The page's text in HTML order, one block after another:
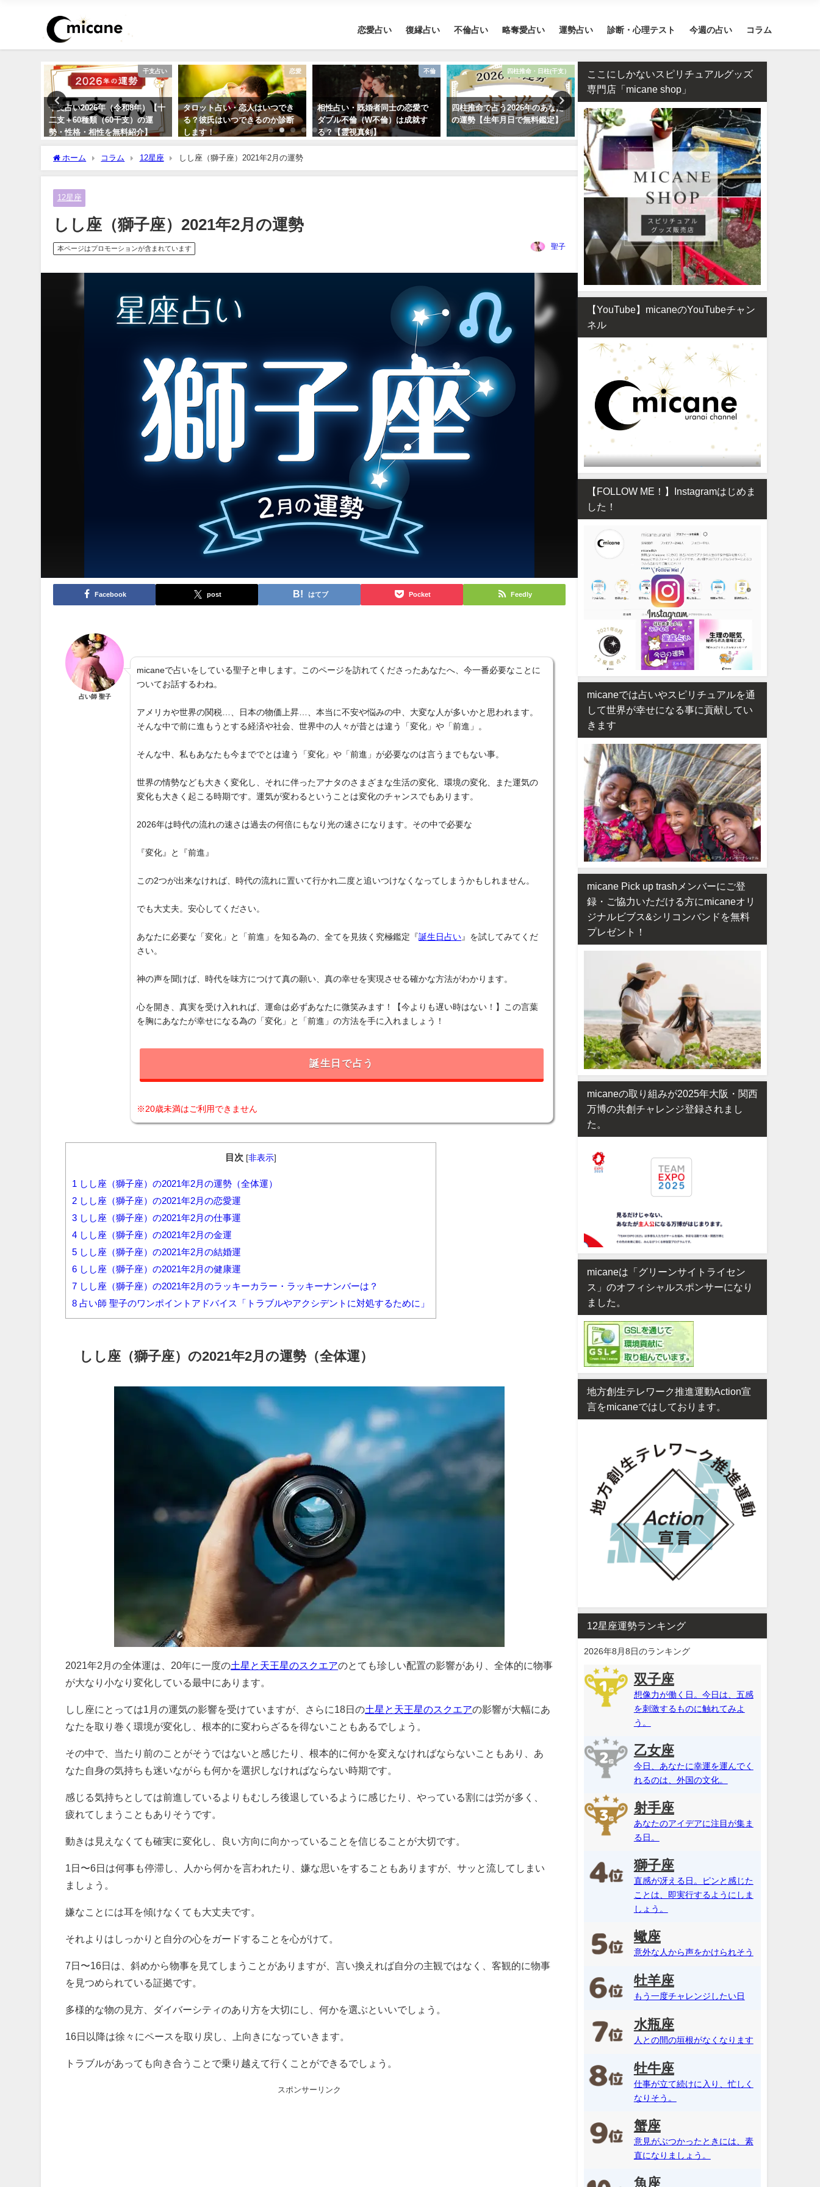
恋愛占い 復縁占い 不倫占い 略奪愛占い 運勢占い 診断・心理テスト 今週の占い コラム
干支占い
干支占い2026年（令和8年）【十
二支＋60種類（60干支）の運
勢・性格・相性を無料紹介】
恋愛
タロット占い・恋人はいつでき
る？彼氏はいつできるのか診断
します！
不倫
相性占い・既婚者同士の恋愛で
ダブル不倫（W不倫）は成就す
る？【霊視真剣】
四柱推命・日柱(干支）
四柱推命で占う2026年のあなた
の運勢【生年月日で無料鑑定】
おまじない
何もかもうまくいく強力開運待
ち受け2026年版【幸運待ち受け
最強無料】
相性占い・既婚者なのに片
い…この恋愛は上手くいく
めるべき？
ホーム コラム 12星座 しし座（獅子座）2021年2月の運勢
12星座
しし座（獅子座）2021年2月の運勢
本ページはプロモーションが含まれています 聖子
Facebook post はてブ Pocket Feedly
占い師 聖子
micaneで占いをしている聖子と申します。このページを訪れてくださったあなたへ、今一番必要なことに
ついてお話するわね。
アメリカや世界の関税…、日本の物価上昇…、本当に不安や悩みの中、大変な人が多いかと思われます。
そんな中で前に進もうとする経済や社会、世界中の人々が昔とは違う「変化」や「前進」。
そんな中、私もあなたも今まででとは違う「変化」や「前進」が必要なのは言うまでもない事。
世界の情勢なども大きく変化し、それに伴ったアナタのさまざまな生活の変化、環境の変化、また運気の
変化も大きく起こる時期です。運気が変わるということは変化のチャンスでもあります。
2026年は時代の流れの速さは過去の何倍にもなり光の速さになります。その中で必要な
『変化』と『前進』
この2つが出来なければ、時代の流れに置いて行かれ二度と追いつけなくなってしまうかもしれません。
でも大丈夫。安心してください。
あなたに必要な「変化」と「前進」を知る為の、全てを見抜く究極鑑定『誕生日占い 』を試してみてくだ
さい。
神の声を聞けば、時代を味方につけて真の願い、真の幸せを実現させる確かな方法がわかります。
心を開き、真実を受け入れれば、運命は必ずあなたに微笑みます！【今よりも遅い時はない！】この言葉
を胸にあなたが幸せになる為の「変化」と「前進」の方法を手に入れましょう！
誕生日で占う
※20歳未満はご利用できません
目次 [非表示]
1 しし座（獅子座）の2021年2月の運勢（全体運）
2 しし座（獅子座）の2021年2月の恋愛運
3 しし座（獅子座）の2021年2月の仕事運
4 しし座（獅子座）の2021年2月の金運
5 しし座（獅子座）の2021年2月の結婚運
6 しし座（獅子座）の2021年2月の健康運
7 しし座（獅子座）の2021年2月のラッキーカラー・ラッキーナンバーは？
8 占い師 聖子のワンポイントアドバイス「トラブルやアクシデントに対処するために」
しし座（獅子座）の2021年2月の運勢（全体運）
2021年2月の全体運は、20年に一度の土星と天王星のスクエアのとても珍しい配置の影響があり、全体的に物事
が大なり小なり変化している最中にあります。
しし座にとっては1月の運気の影響を受けていますが、さらに18日の土星と天王星のスクエアの影響が大幅にあ
なたを取り巻く環境が変化し、根本的に変わらざるを得ないこともあるでしょう。
その中で、当たり前のことがそうではないと感じたり、根本的に何かを変えなければならないこともあり、あ
なた自身の気持ちも迷いながらも何かを選択しなければならない時期です。
感じる気持ちとしては前進しているよりもむしろ後退しているように感じたり、やっている割には労が多く、
疲れてしまうこともありそうです。
動きは見えなくても確実に変化し、良い方向に向かっていることを信じることが大切です。
1日〜6日は何事も停滞し、人から何かを言われたり、嫌な思いをすることもありますが、サッと流してしまい
ましょう。
嫌なことには耳を傾けなくても大丈夫です。
それよりはしっかりと自分の心をガードすることを心がけて。
7日〜16日は、斜めから物事を見てしまうことがありますが、言い換えれば自分の主観ではなく、客観的に物事
を見つめられている証拠です。
多様的な物の見方、ダイバーシティのあり方を大切にし、何かを選ぶといいでしょう。
16日以降は徐々にペースを取り戻し、上向きになっていきます。
トラブルがあっても向き合うことで乗り越えて行くことができるでしょう。
スポンサーリンク
ここにしかないスピリチュアルグッズ
専門店「micane shop」
【YouTube】micaneのYouTubeチャン
ネル
【FOLLOW ME！】Instagramはじめま
した！
micaneでは占いやスピリチュアルを通
して世界が幸せになる事に貢献してい
きます
micane Pick up trashメンバーにご登
録・ご協力いただける方にmicaneオリ
ジナルビブス&シリコンバンドを無料
プレゼント！
micaneの取り組みが2025年大阪・関西
万博の共創チャレンジ登録されまし
た。
micaneは「グリーンサイトライセン
ス」のオフィシャルスポンサーになり
ました。
地方創生テレワーク推進運動Action宣
言をmicaneではしております。
12星座運勢ランキング
2026年8月8日のランキング
双子座
想像力が働く日。今日は、五感
を刺激するものに触れてみよ
う。
乙女座
今日、あなたに幸運を運んでく
れるのは、外国の文化。
射手座
あなたのアイデアに注目が集ま
る日。
獅子座
直感が冴える日。ピンと感じた
ことは、即実行するようにしま
しょう。
蠍座
意外な人から声をかけられそう
牡羊座
もう一度チャレンジしたい日
水瓶座
人との間の垣根がなくなります
牡牛座
仕事が立て続けに入り、忙しく
なりそう。
蟹座
意見がぶつかったときには、素
直になりましょう。
魚座